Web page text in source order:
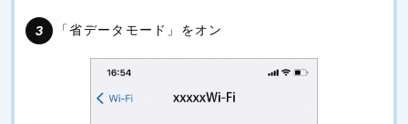
「省データモード」をオン